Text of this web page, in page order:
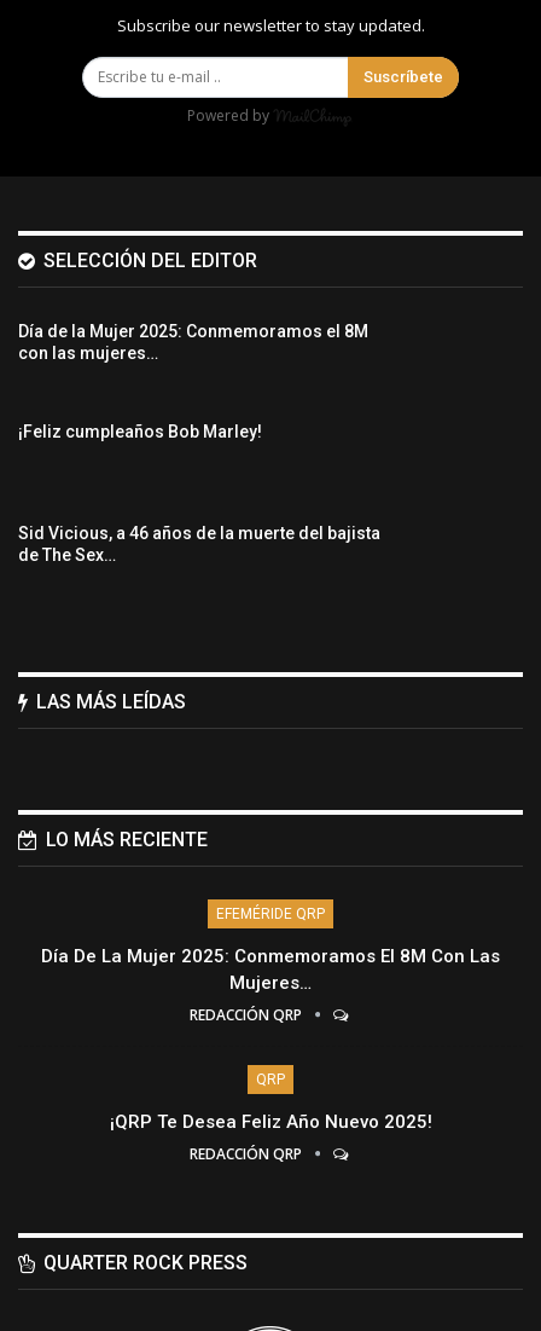
Subscribe our newsletter to stay updated.
Suscríbete
Powered by
SELECCIÓN DEL EDITOR
Día de la Mujer 2025: Conmemoramos el 8M
con las mujeres…
¡Feliz cumpleaños Bob Marley!
Sid Vicious, a 46 años de la muerte del bajista
de The Sex…
LAS MÁS LEÍDAS
LO MÁS RECIENTE
EFEMÉRIDE QRP
Día De La Mujer 2025: Conmemoramos El 8M Con Las
Mujeres…
REDACCIÓN QRP
QRP
¡QRP Te Desea Feliz Año Nuevo 2025!
REDACCIÓN QRP
QUARTER ROCK PRESS